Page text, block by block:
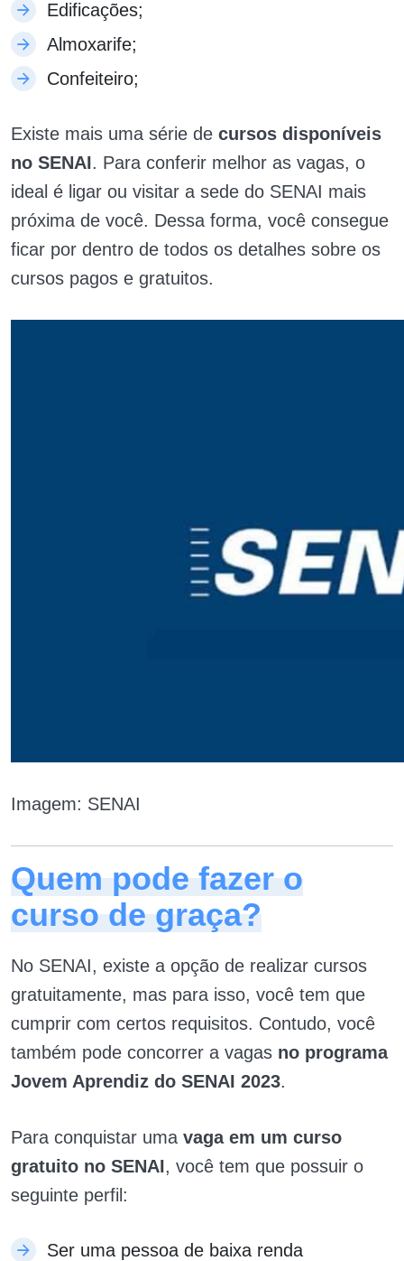
Edificações;
Almoxarife;
Confeiteiro;
Existe mais uma série de cursos disponíveis
no SENAI. Para conferir melhor as vagas, o
ideal é ligar ou visitar a sede do SENAI mais
próxima de você. Dessa forma, você consegue
ficar por dentro de todos os detalhes sobre os
cursos pagos e gratuitos.
Imagem: SENAI
Quem pode fazer o
curso de graça?
No SENAI, existe a opção de realizar cursos
gratuitamente, mas para isso, você tem que
cumprir com certos requisitos. Contudo, você
também pode concorrer a vagas no programa
Jovem Aprendiz do SENAI 2023.
Para conquistar uma vaga em um curso
gratuito no SENAI, você tem que possuir o
seguinte perfil:
Ser uma pessoa de baixa renda